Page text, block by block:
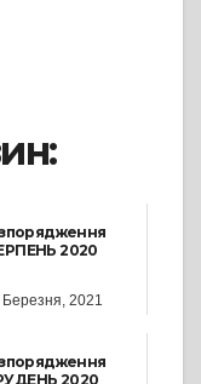
2020
Березня, 2021
2020